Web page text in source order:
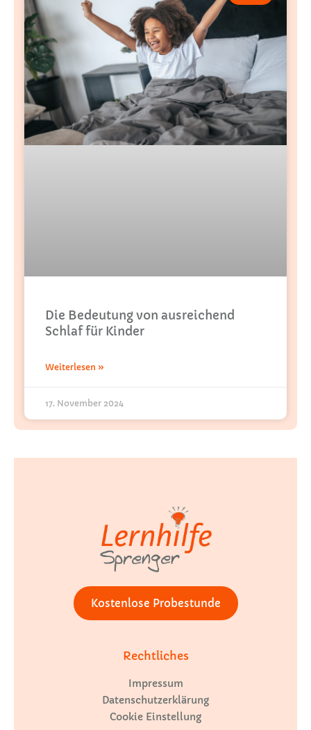
Die Bedeutung von ausreichend
Schlaf für Kinder
Weiterlesen »
17. November 2024
Kostenlose Probestunde
Rechtliches
Impressum
Datenschutzerklärung
Cookie Einstellung